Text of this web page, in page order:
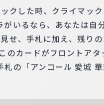
クした時、クライマッ
いるなら、あなたは自
せ、手札に加え、残りの
のカードがフロントア
の「アンコール 愛城